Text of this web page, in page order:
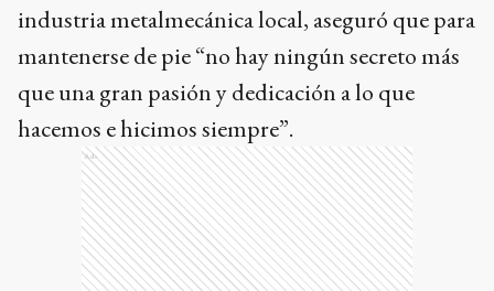
industria metalmecánica local, aseguró que para
mantenerse de pie “no hay ningún secreto más
que una gran pasión y dedicación a lo que
hacemos e hicimos siempre”.
Ads